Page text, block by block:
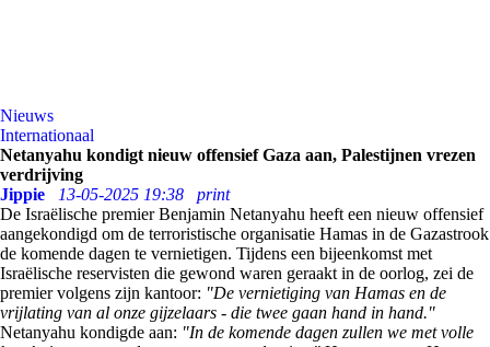
Nieuws
Internationaal
Netanyahu kondigt nieuw offensief Gaza aan, Palestijnen vrezen
verdrijving
Jippie
13-05-2025 19:38
print
De Israëlische premier Benjamin Netanyahu heeft een nieuw offensief
aangekondigd om de terroristische organisatie Hamas in de Gazastrook
de komende dagen te vernietigen. Tijdens een bijeenkomst met
Israëlische reservisten die gewond waren geraakt in de oorlog, zei de
premier volgens zijn kantoor: "De vernietiging van Hamas en de
vrijlating van al onze gijzelaars - die twee gaan hand in hand."
Netanyahu kondigde aan: "In de komende dagen zullen we met volle